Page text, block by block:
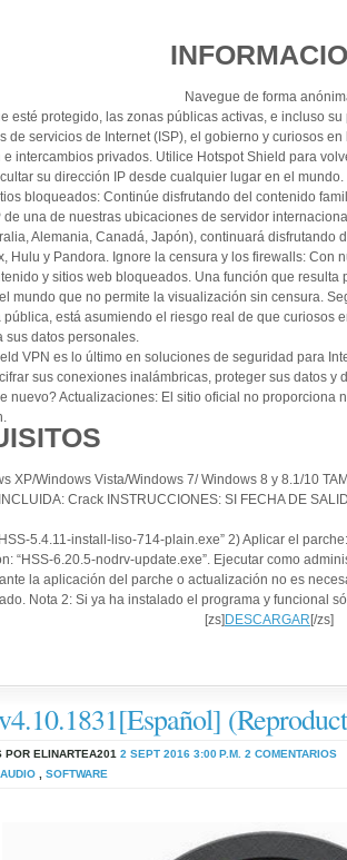
Navegue de forma
esté protegido, las zonas públicas activas, e incluso
de servicios de Internet (ISP), el gobierno y curiosos
intercambios privados. Utilice Hotspot Shield para
su dirección IP desde cualquier lugar en el mundo.
bloqueados: Continúe disfrutando del contenido
de una de nuestras ubicaciones de servidor
Alemania, Canadá, Japón), continuará disfrutando
Hulu y Pandora. Ignore la censura y los firewalls: Con
y sitios web bloqueados. Una función que resulta
mundo que no permite la visualización sin censura.
está asumiendo el riesgo real de que curiosos
sus datos personales.
VPN es lo último en soluciones de seguridad para
sus conexiones inalámbricas, proteger sus datos y
nuevo? Actualizaciones: El sitio oficial no proporciona
XP/Windows Vista/Windows 7/ Windows 8 y 8.1/10
Crack INSTRUCCIONES: SI FECHA DE
5.4.11-install-liso-714-plain.exe” 2) Aplicar el
“HSS-6.20.5-nodrv-update.exe”. Ejecutar como
la aplicación del parche o actualización no es
Nota 2: Si ya ha instalado el programa y funcional
[zs] DESCARGAR [/zs]
POR ELINARTEA201 2 SEPT 2016 3:00 P.M. 2 COMENTARIOS
AUDIO SOFTWARE